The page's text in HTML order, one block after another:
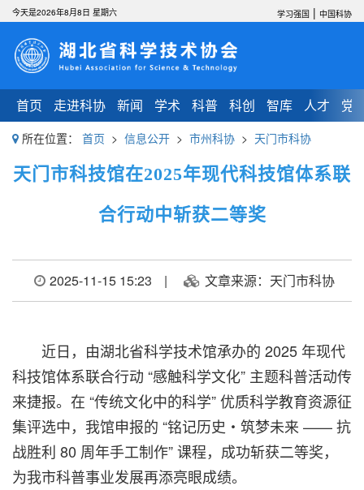
首页 走进科协 新闻 学术 科普 科创 智库 人才 党
今天是2026年8月8日 星期六 学习强国 | 中国科协
所在位置： 首页 > 信息公开 > 市州科协 > 天门市科协
天门市科技馆在2025年现代科技馆体系联
合行动中斩获二等奖
2025-11-15 15:23 | 文章来源：天门市科协
近日，由湖北省科学技术馆承办的 2025 年现代
科技馆体系联合行动 “感触科学文化” 主题科普活动传
来捷报。在 “传统文化中的科学” 优质科学教育资源征
集评选中，我馆申报的 “铭记历史・筑梦未来 —— 抗
战胜利 80 周年手工制作” 课程，成功斩获二等奖，
为我市科普事业发展再添亮眼成绩。